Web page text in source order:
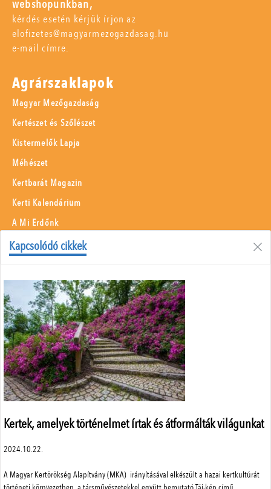
Kapcsolódó cikkek
Kertek, amelyek történelmet írtak és átformálták világunkat
2024.10.22.
A Magyar Kertörökség Alapítvány (MKA) irányításával elkészült a hazai kertkultúrát
webshopunkban,
kérdés esetén kérjük írjon az
elofizetes@magyarmezogazdasag.hu
e-mail címre.
Agrárszaklapok
Magyar Mezőgazdaság
Kertészet és Szőlészet
Kistermelők Lapja
Méhészet
Kertbarát Magazin
Kerti Kalendárium
A Mi Erdőnk
Borászati Füzetek
Menü
Adatvédelem
Szerzői jogok
Impresszum
Médiaajánlat
Központi elérhetőségek
ÁSZF
SimplePay adattovábbítási nyilatkozat
A weboldalon a minőségi felhasználói élmény érdekében sütiket
használunk.